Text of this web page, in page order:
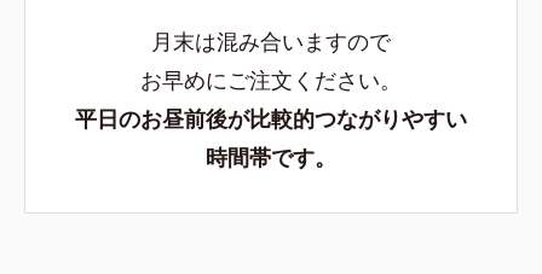
月末は混み合いますので
お早めにご注文ください。
平日のお昼前後が比較的つながりやすい
時間帯です。